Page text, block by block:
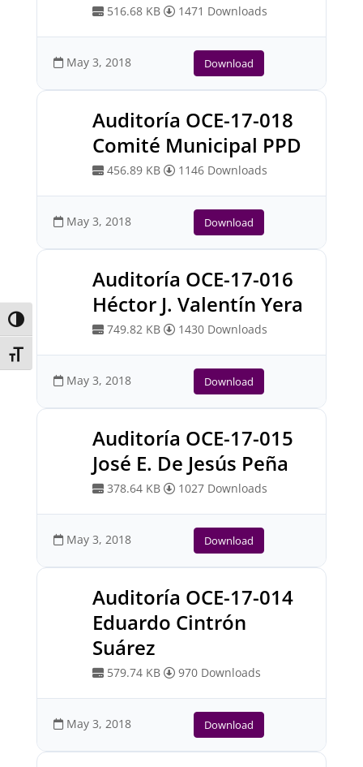
Toggle High Contrast
Toggle Font size
516.68 KB 1471 Downloads
May 3, 2018 Download
Auditoría OCE-17-018
Comité Municipal PPD
456.89 KB 1146 Downloads
May 3, 2018 Download
Auditoría OCE-17-016
Héctor J. Valentín Yera
749.82 KB 1430 Downloads
May 3, 2018 Download
Auditoría OCE-17-015
José E. De Jesús Peña
378.64 KB 1027 Downloads
May 3, 2018 Download
Auditoría OCE-17-014
Eduardo Cintrón
Suárez
579.74 KB 970 Downloads
May 3, 2018 Download